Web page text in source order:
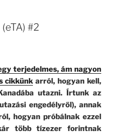
#2
terjedelmes, ám nagyon
cikkünk arról, hogyan kell,
utazni. Írtunk az
engedélyről), annak
hogyan próbálnak ezzel
több tízezer forintnak